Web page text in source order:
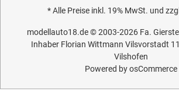
* Alle Preise inkl. 19% MwSt. und
modellauto18.de© 2003-2026 Fa.
Inhaber Florian Wittmann Vilsvorstadt
Vilshofen
Powered byosCommerce